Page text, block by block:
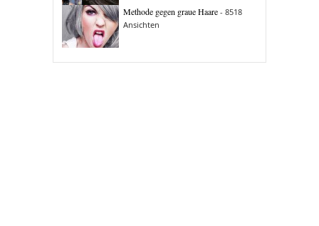
Methode gegen graue Haare - 8518
Ansichten